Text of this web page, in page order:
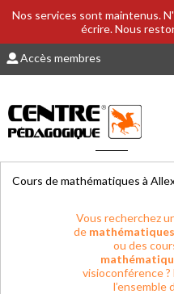
Nos services sont maintenus.
écrire. Nous
Accès membres
Cours de mathématiques à
Vous recherchez
de mathématiques
ou des
visioconférence
l’ensemble